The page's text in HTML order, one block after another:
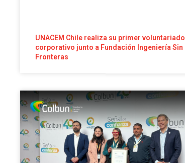
UNACEM Chile realiza su primer voluntariado
corporativo junto a Fundación Ingeniería Sin
Fronteras